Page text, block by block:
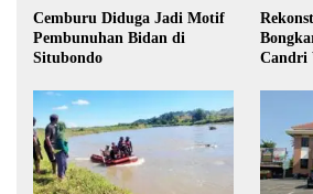
Cemburu Diduga Jadi Motif
Pembunuhan Bidan di
Situbondo
Candri